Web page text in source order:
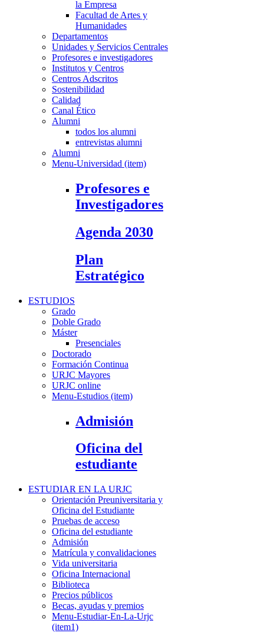
la Empresa
Facultad de Artes y
Humanidades
Departamentos
Unidades y Servicios Centrales
Profesores e investigadores
Institutos y Centros
Centros Adscritos
Sostenibilidad
Calidad
Canal Ético
Alumni
todos los alumni
entrevistas alumni
Alumni
Menu-Universidad (item)
Profesores e
Investigadores
Agenda 2030
Plan
Estratégico
ESTUDIOS
Grado
Doble Grado
Máster
Presenciales
Doctorado
Formación Continua
URJC Mayores
URJC online
Menu-Estudios (item)
Admisión
Oficina del
estudiante
ESTUDIAR EN LA URJC
Orientación Preuniversitaria y
Oficina del Estudiante
Pruebas de acceso
Oficina del estudiante
Admisión
Matrícula y convalidaciones
Vida universitaria
Oficina Internacional
Biblioteca
Precios públicos
Becas, ayudas y premios
Menu-Estudiar-En-La-Urjc
(item1)